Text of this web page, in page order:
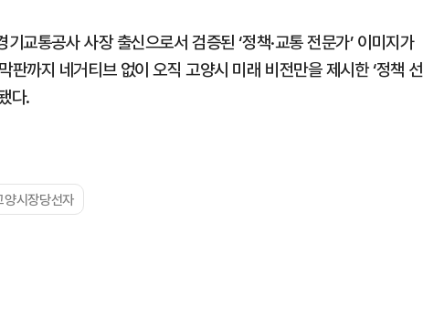
교통공사 사장 출신으로서 검증된 ‘정책·교통 전문가’ 이미지가
까지 네거티브 없이 오직 고양시 미래 비전만을 제시한 ‘정책 선
다.
시장당선자